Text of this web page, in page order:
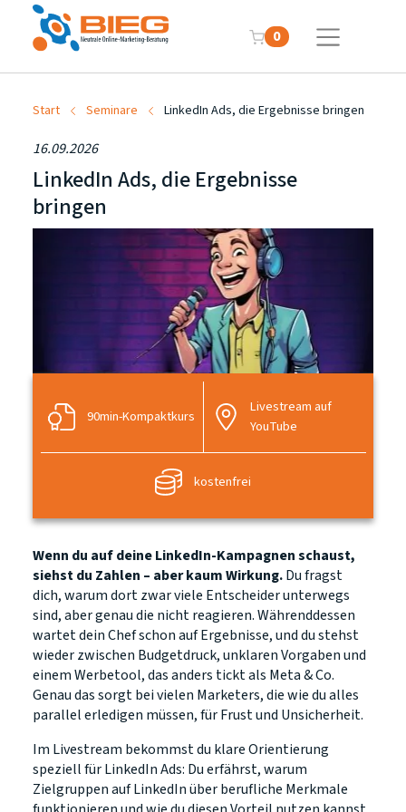
0
Start Seminare LinkedIn Ads, die Ergebnisse bringen
16.09.2026
LinkedIn Ads, die Ergebnisse
bringen
90min-Kompaktkurs
Livestream auf
YouTube
kostenfrei
Wenn du auf deine LinkedIn-Kampagnen schaust,
siehst du Zahlen – aber kaum Wirkung.Du fragst
dich, warum dort zwar viele Entscheider unterwegs
sind, aber genau die nicht reagieren. Währenddessen
wartet dein Chef schon auf Ergebnisse, und du stehst
wieder zwischen Budgetdruck, unklaren Vorgaben und
einem Werbetool, das anders tickt als Meta & Co.
Genau das sorgt bei vielen Marketers, die wie du alles
parallel erledigen müssen, für Frust und Unsicherheit.
Im Livestream bekommst du klare Orientierung
speziell für LinkedIn Ads: Du erfährst, warum
Zielgruppen auf LinkedIn über berufliche Merkmale